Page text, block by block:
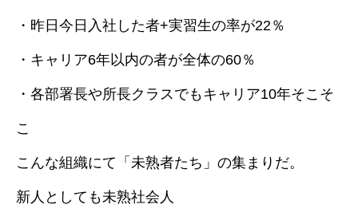
・昨日今日入社した者+実習生の率が22％
・キャリア6年以内の者が全体の60％
・各部署長や所長クラスでもキャリア10年そこそ
こ
こんな組織にて「未熟者たち」の集まりだ。
新人としても未熟社会人